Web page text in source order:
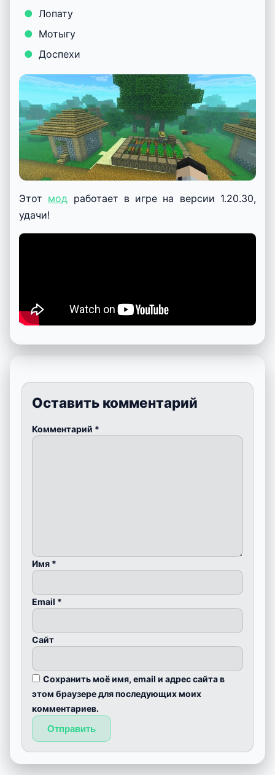
Лопату
Мотыгу
Доспехи
Этот мод работает в игре на версии 1.20.30,
удачи!
Оставить комментарий
Комментарий *
Имя *
Email *
Сайт
Сохранить моё имя, email и адрес сайта в
этом браузере для последующих моих
комментариев.